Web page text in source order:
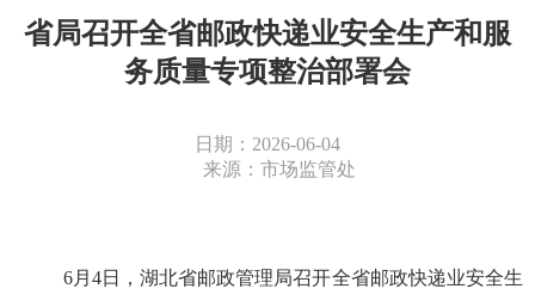
省局召开全省邮政快递业安全生产和服
务质量专项整治部署会
日期：2026-06-04
来源：市场监管处
6月 4日， 湖北省邮政管理局召开全省邮政快递业安全生